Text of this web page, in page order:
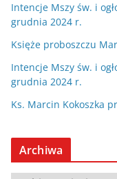
Intencje Mszy św. i
grudnia 2024 r.
Księże proboszczu
Intencje Mszy św. i
grudnia 2024 r.
Ks. Marcin Kokoszka
Archiwa